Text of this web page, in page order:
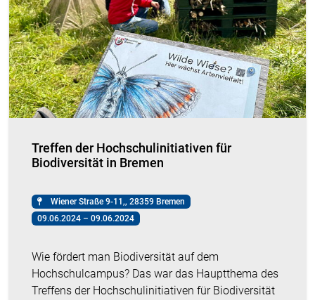
Treffen der Hochschulinitiativen für
Biodiversität in Bremen
Wiener Straße 9-11,, 28359 Bremen
09.06.2024 – 09.06.2024
Wie fördert man Biodiversität auf dem
Hochschulcampus? Das war das Hauptthema des
Treffens der Hochschulinitiativen für Biodiversität